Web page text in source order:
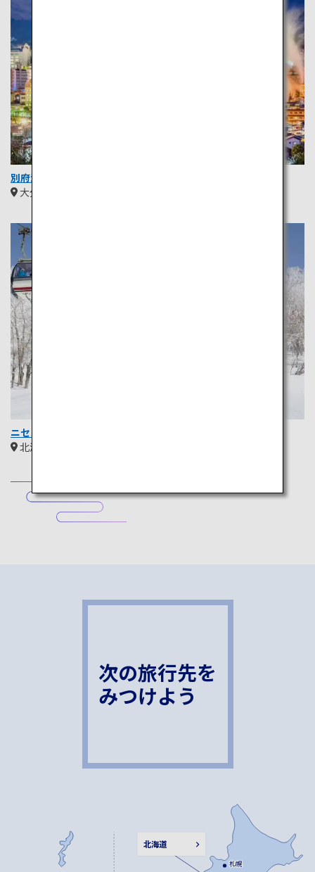
別府温泉
大分
ニセコスキー場
北海道
次の旅行先を
みつけよう
札幌
札幌
北海道